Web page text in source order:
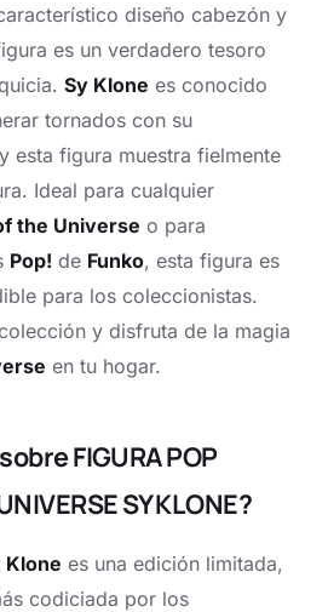
diseño cabezón y
es un verdadero tesoro
Sy Klone es conocido
tornados con su
esta figura muestra fielmente
Ideal para cualquier
the Universe o para
Pop! de Funko, esta figura es
para los coleccionistas.
y disfruta de la magia
en tu hogar.
FIGURA POP
SY KLONE?
Klone es una edición limitada,
codiciada por los